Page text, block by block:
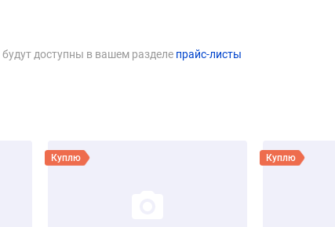
доступны в вашем разделе прайс-листы
Смотреть объявление
Куплю
Смотреть
Куплю